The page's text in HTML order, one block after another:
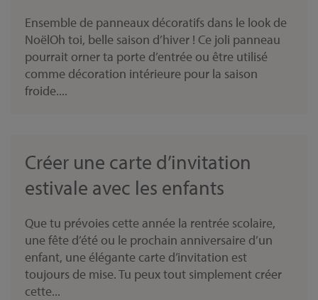
Ensemble de panneaux décoratifs dans le look de
NoëlOh toi, belle saison d’hiver ! Ce joli panneau
pourrait orner ta porte d’entrée ou être utilisé
comme décoration intérieure pour la saison
froide....
Créer une carte d’invitation
estivale avec les enfants
Que tu prévoies cette année la rentrée scolaire,
une fête d’été ou le prochain anniversaire d’un
enfant, une élégante carte d’invitation est
toujours de mise. Tu peux tout simplement créer
cette...